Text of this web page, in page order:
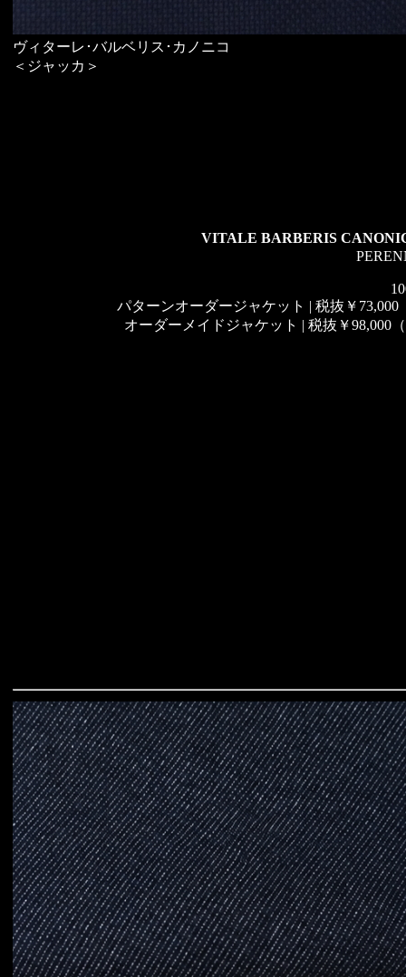
ヴィターレ･バルベリス･カノニコ
＜ジャッカ＞
VITALE BARBERIS
パターンオーダージャケット | 税抜￥73,000
オーダーメイドジャケット | 税抜￥98,000